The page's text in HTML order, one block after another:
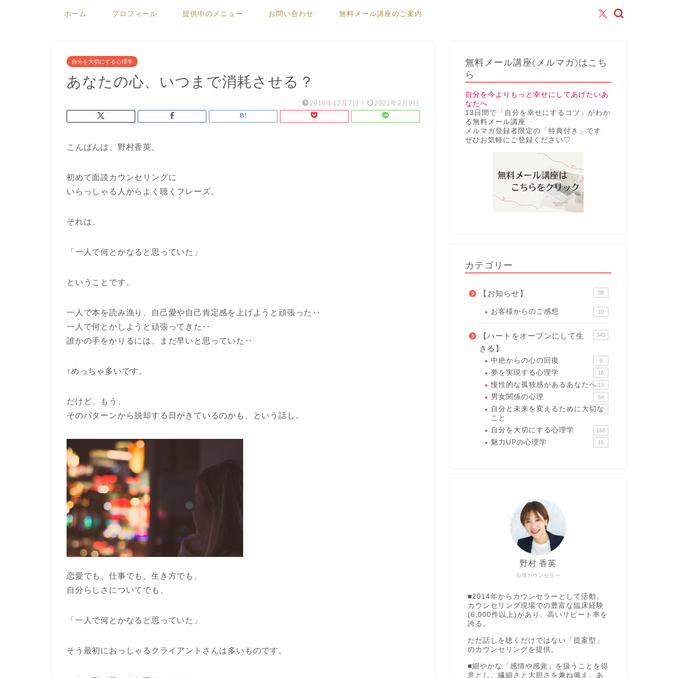
ホーム プロフィール 提供中のメニュー お問い合わせ 無料メール講座のご案内
自分を大切にする心理学
あなたの心、いつまで消耗させる？
2018年12月7日 / 2021年2月9日
こんばんは、野村香英。
初めて面談カウンセリングに
いらっしゃる人からよく聴くフレーズ。
それは、
「一人で何とかなると思っていた」
ということです。
一人で本を読み漁り、自己愛や自己肯定感を上げようと頑張った‥
一人で何とかしようと頑張ってきた‥
誰かの手をかりるには、まだ早いと思っていた‥
↑めっちゃ多いです。
だけど、もう、
そのパターンから脱却する日がきているのかも、という話し。
恋愛でも、仕事でも、生き方でも、
自分らしさについてでも、
「一人で何とかなると思っていた」
そう最初におっしゃるクライアントさんは多いものです。
無料メール講座(メルマガ)はこち
ら
自分を今よりもっと幸せにしてあげたいあ
なたへ
13日間で「自分を幸せにするコツ」がわか
る無料メール講座
メルマガ登録者限定の「特典付き」です
ぜひお気軽にご登録ください♡
カテゴリー
【お知らせ】 38
お客様からのご感想 10
【ハートをオープンにして生
きる】
345
中絶からの心の回復 9
夢を実現する心理学 16
慢性的な孤独感があるあなたへ 13
男女関係の心理 54
自分と未来を変えるために大切な
こと
92
自分を大切にする心理学 166
魅力UPの心理学 15
心理カウンセラー
野村 香英
■2014年からカウンセラーとして活動。
カウンセリング現場での豊富な臨床経験
(6,000件以上)があり、高いリピート率を
誇る。
ただ話しを聴くだけではない「提案型」
のカウンセリングを提供。
■細やかな「感情や感覚」を扱うことを得
意とし、繊細さと大胆さを兼ね備え、あ